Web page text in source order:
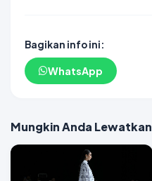
Bagikan info ini:
WhatsApp
Mungkin Anda Lewatkan